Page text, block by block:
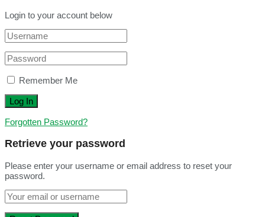
Login to your account below
Remember Me
Forgotten Password?
Retrieve your password
Please enter your username or email address to reset your
password.